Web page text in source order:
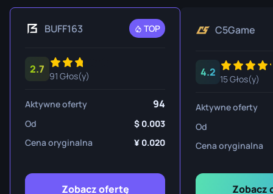
BUFF163 TOP
2.7
91 Głos(y)
Aktywne oferty 94
Od
0.003
Cena oryginalna
0.020
Zobacz ofertę
C5Game
4.2
15 Głos(y)
Aktywne oferty
Od
Cena oryginalna
Zobacz